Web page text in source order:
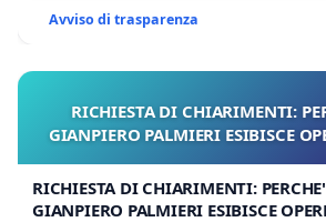
Avviso di trasparenza
RICHIESTA DI CHIARIMENTI:
GIANPIERO PALMIERI ESIBISCE
RICHIESTA DI CHIARIMENTI:
GIANPIERO PALMIERI ESIBISCE